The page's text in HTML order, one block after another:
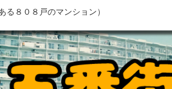
８０８戸のマンション）